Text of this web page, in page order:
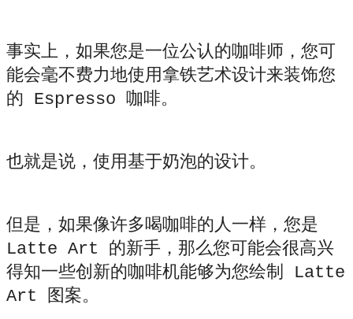
事实上，如果您是一位公认的咖啡师，您可
能会毫不费力地使用拿铁艺术设计来装饰您
的 Espresso 咖啡。
也就是说，使用基于奶泡的设计。
但是，如果像许多喝咖啡的人一样，您是
Latte Art 的新手，那么您可能会很高兴
得知一些创新的咖啡机能够为您绘制 Latte
Art 图案。